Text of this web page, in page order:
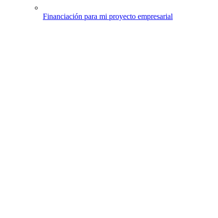
Financiación para mi proyecto empresarial